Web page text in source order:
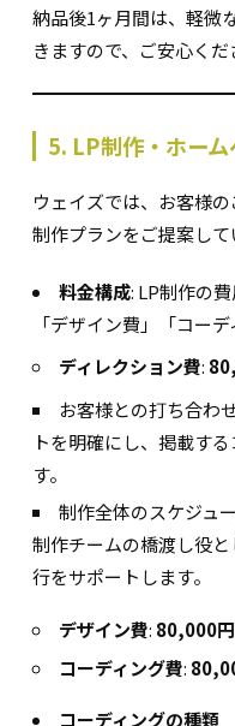
納品後1ヶ月間は、軽微
きますので、ご安心くだ
5. LP制作・ホー
ウェイズでは、お客様
制作プランをご提案して
料金構成: LP制作の
「デザイン費」「コー
ディレクション費:
お客様との打ち合わ
トを明確にし、掲載す
す。
制作全体のスケジュ
制作チームの橋渡し役
行をサポートします。
デザイン費: 80,000
コーディング費:
コーディングの種類